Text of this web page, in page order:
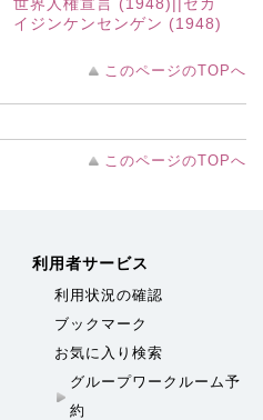
イジンケンセンゲン (1948)
このページのTOPへ
このページのTOPへ
利用者サービス
利用状況の確認
ブックマーク
お気に入り検索
グループワークルーム予
約